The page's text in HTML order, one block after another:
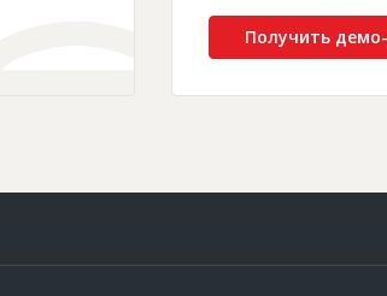
Получить